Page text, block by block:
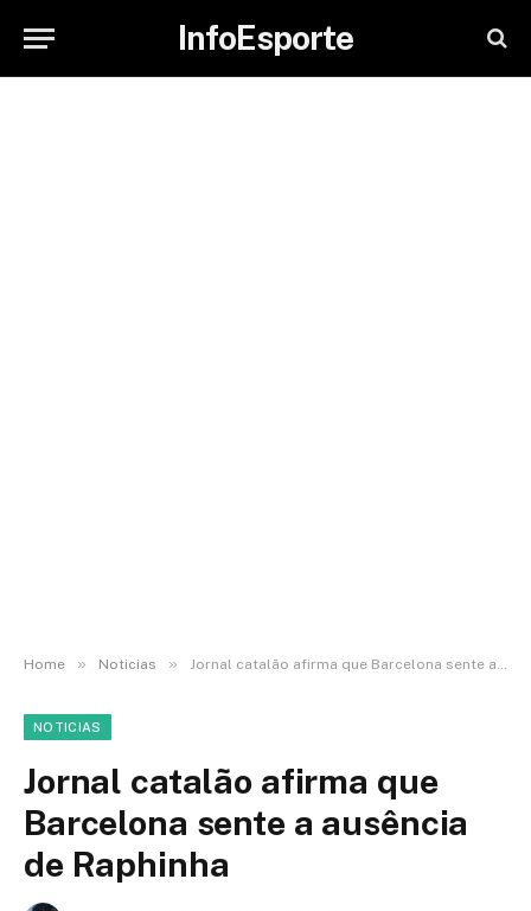
InfoEsporte
Home » Noticias » Jornal catalão afirma que Barcelona sente a ausência de Raphinha
NOTICIAS
Jornal catalão afirma que
Barcelona sente a ausência
de Raphinha